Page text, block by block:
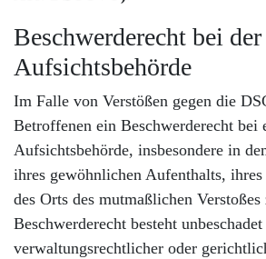
Beschwerderecht bei
Aufsichtsbehörde
Im Falle von Verstößen gegen die
Betroffenen ein Beschwerderecht bei
Aufsichtsbehörde, insbesondere in
ihres gewöhnlichen Aufenthalts,
des Orts des mutmaßlichen Verstoßes
Beschwerderecht besteht
verwaltungsrechtlicher oder